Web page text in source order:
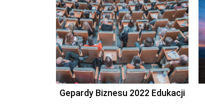
Gepardy Biznesu 2022 Edukacji